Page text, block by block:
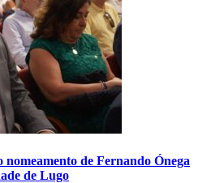
nomeamento de Fernando Ónega
de Lugo